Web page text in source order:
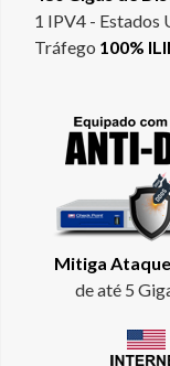
1 IPV4 - Estados
Tráfego 100%
Mitiga
de até 5